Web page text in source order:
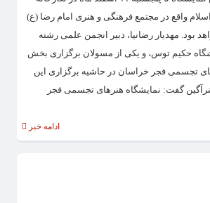
واقع در مجتمع فرهنگی و هنری امام رضا (ع)
بود‌. مهدیار رضا‌نیا، دبیر انجمن علمی رشته
حکیم توس، و یکی از مسولان برگزاری بخش
تجسمی فجر خراسان در حاشیه برگزاری این
گفت: نمایشگاه هنرهای تجسمی فجر
ادامه خبر